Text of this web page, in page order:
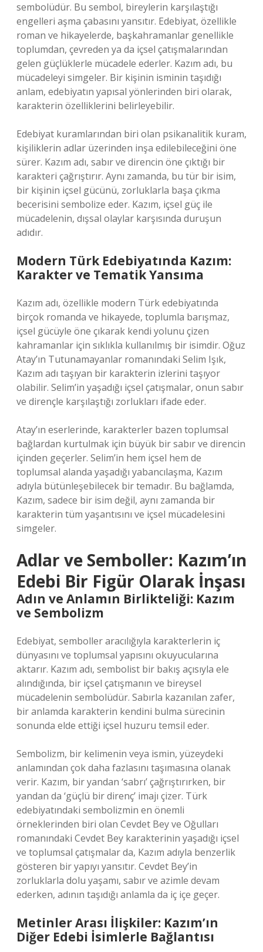
sembolüdür. Bu sembol, bireylerin karşılaştığı
engelleri aşma çabasını yansıtır. Edebiyat, özellikle
roman ve hikayelerde, başkahramanlar genellikle
toplumdan, çevreden ya da içsel çatışmalarından
gelen güçlüklerle mücadele ederler. Kazım adı, bu
mücadeleyi simgeler. Bir kişinin isminin taşıdığı
anlam, edebiyatın yapısal yönlerinden biri olarak,
karakterin özelliklerini belirleyebilir.
Edebiyat kuramlarından biri olan psikanalitik kuram,
kişiliklerin adlar üzerinden inşa edilebileceğini öne
sürer. Kazım adı, sabır ve direncin öne çıktığı bir
karakteri çağrıştırır. Aynı zamanda, bu tür bir isim,
bir kişinin içsel gücünü, zorluklarla başa çıkma
becerisini sembolize eder. Kazım, içsel güç ile
mücadelenin, dışsal olaylar karşısında duruşun
adıdır.
Modern Türk Edebiyatında Kazım:
Karakter ve Tematik Yansıma
Kazım adı, özellikle modern Türk edebiyatında
birçok romanda ve hikayede, toplumla barışmaz,
içsel gücüyle öne çıkarak kendi yolunu çizen
kahramanlar için sıklıkla kullanılmış bir isimdir. Oğuz
Atay’ın Tutunamayanlar romanındaki Selim Işık,
Kazım adı taşıyan bir karakterin izlerini taşıyor
olabilir. Selim’in yaşadığı içsel çatışmalar, onun sabır
ve dirençle karşılaştığı zorlukları ifade eder.
Atay’ın eserlerinde, karakterler bazen toplumsal
bağlardan kurtulmak için büyük bir sabır ve direncin
içinden geçerler. Selim’in hem içsel hem de
toplumsal alanda yaşadığı yabancılaşma, Kazım
adıyla bütünleşebilecek bir temadır. Bu bağlamda,
Kazım, sadece bir isim değil, aynı zamanda bir
karakterin tüm yaşantısını ve içsel mücadelesini
simgeler.
Adlar ve Semboller: Kazım’ın
Edebi Bir Figür Olarak İnşası
Adın ve Anlamın Birlikteliği: Kazım
ve Sembolizm
Edebiyat, semboller aracılığıyla karakterlerin iç
dünyasını ve toplumsal yapısını okuyucularına
aktarır. Kazım adı, sembolist bir bakış açısıyla ele
alındığında, bir içsel çatışmanın ve bireysel
mücadelenin sembolüdür. Sabırla kazanılan zafer,
bir anlamda karakterin kendini bulma sürecinin
sonunda elde ettiği içsel huzuru temsil eder.
Sembolizm, bir kelimenin veya ismin, yüzeydeki
anlamından çok daha fazlasını taşımasına olanak
verir. Kazım, bir yandan ‘sabrı’ çağrıştırırken, bir
yandan da ‘güçlü bir direnç’ imajı çizer. Türk
edebiyatındaki sembolizmin en önemli
örneklerinden biri olan Cevdet Bey ve Oğulları
romanındaki Cevdet Bey karakterinin yaşadığı içsel
ve toplumsal çatışmalar da, Kazım adıyla benzerlik
gösteren bir yapıyı yansıtır. Cevdet Bey’in
zorluklarla dolu yaşamı, sabır ve azimle devam
ederken, adının taşıdığı anlamla da iç içe geçer.
Metinler Arası İlişkiler: Kazım’ın
Diğer Edebi İsimlerle Bağlantısı